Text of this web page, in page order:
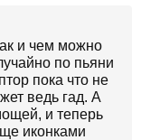
и чем можно
по пьяни
пока что не
ведь гад. А
и теперь
иконками